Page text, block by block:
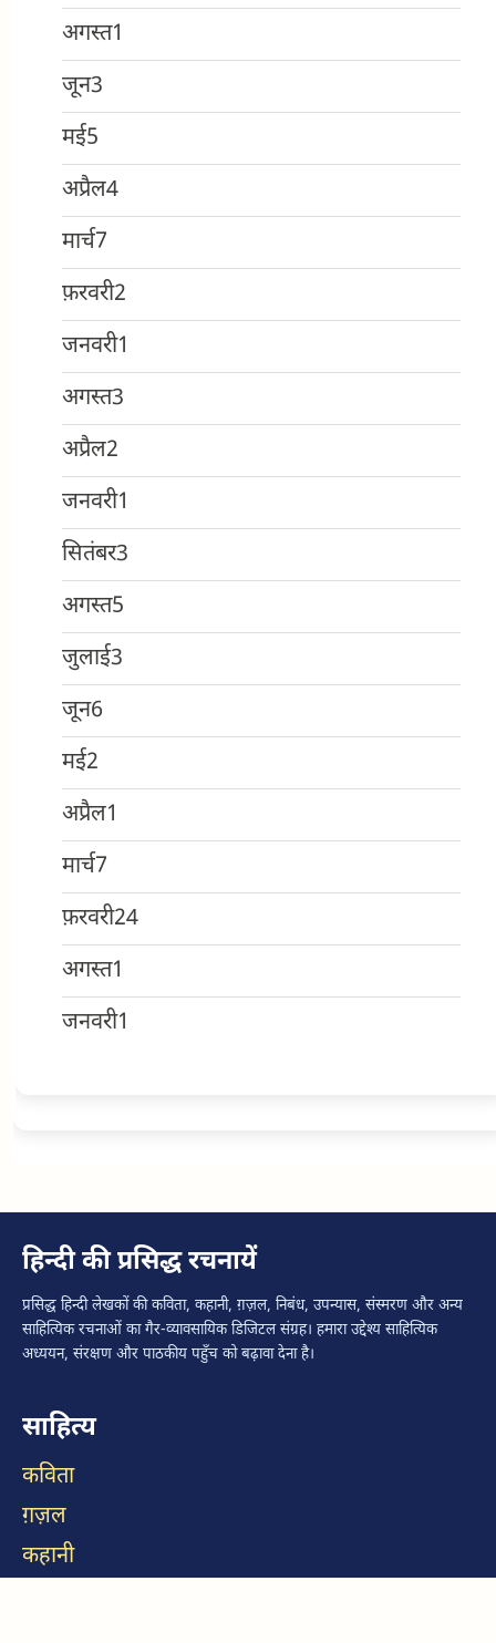
अगस्त1
जून3
मई5
अप्रैल4
मार्च7
फ़रवरी2
जनवरी1
अगस्त3
अप्रैल2
जनवरी1
सितंबर3
अगस्त5
जुलाई3
जून6
मई2
अप्रैल1
मार्च7
फ़रवरी24
अगस्त1
जनवरी1
हिन्दी की प्रसिद्ध रचनायें
प्रसिद्ध हिन्दी लेखकों की कविता, कहानी, ग़ज़ल, निबंध, उपन्यास, संस्मरण और अन्य
साहित्यिक रचनाओं का गैर-व्यावसायिक डिजिटल संग्रह। हमारा उद्देश्य साहित्यिक
अध्ययन, संरक्षण और पाठकीय पहुँच को बढ़ावा देना है।
साहित्य
कविता
ग़ज़ल
कहानी